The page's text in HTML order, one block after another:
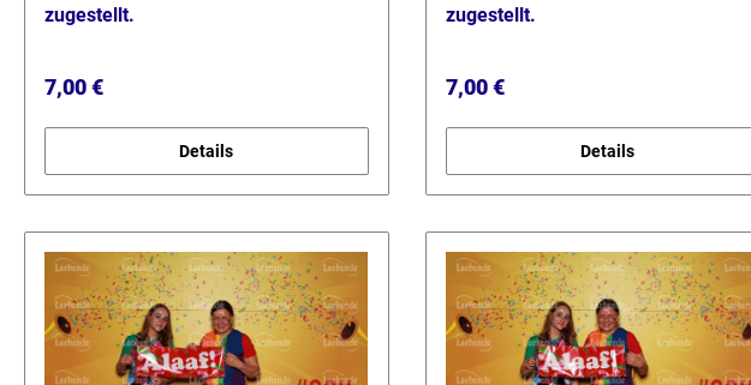
zugestellt.
Regulärer Preis:
7,00 €
Details
zugestellt.
Regulärer Preis:
7,00 €
Details